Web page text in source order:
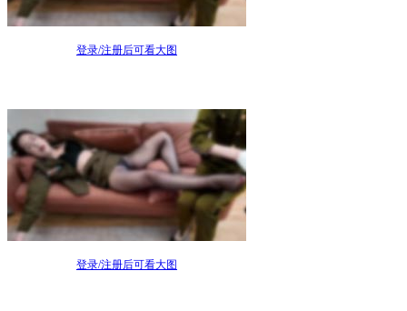
登录/注册后可看大图
登录/注册后可看大图